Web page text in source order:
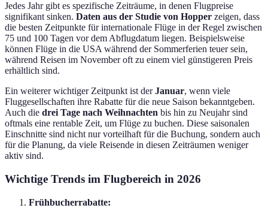
Jedes Jahr gibt es spezifische Zeiträume, in denen Flugpreise
signifikant sinken. Daten aus der Studie von Hopper zeigen, dass
die besten Zeitpunkte für internationale Flüge in der Regel zwischen
75 und 100 Tagen vor dem Abflugdatum liegen. Beispielsweise
können Flüge in die USA während der Sommerferien teuer sein,
während Reisen im November oft zu einem viel günstigeren Preis
erhältlich sind.
Ein weiterer wichtiger Zeitpunkt ist derJanuar, wenn viele
Fluggesellschaften ihre Rabatte für die neue Saison bekanntgeben.
Auch die drei Tage nach Weihnachten bis hin zu Neujahr sind
oftmals eine rentable Zeit, um Flüge zu buchen. Diese saisonalen
Einschnitte sind nicht nur vorteilhaft für die Buchung, sondern auch
für die Planung, da viele Reisende in diesen Zeiträumen weniger
aktiv sind.
Wichtige Trends im Flugbereich in 2026
Frühbucherrabatte: